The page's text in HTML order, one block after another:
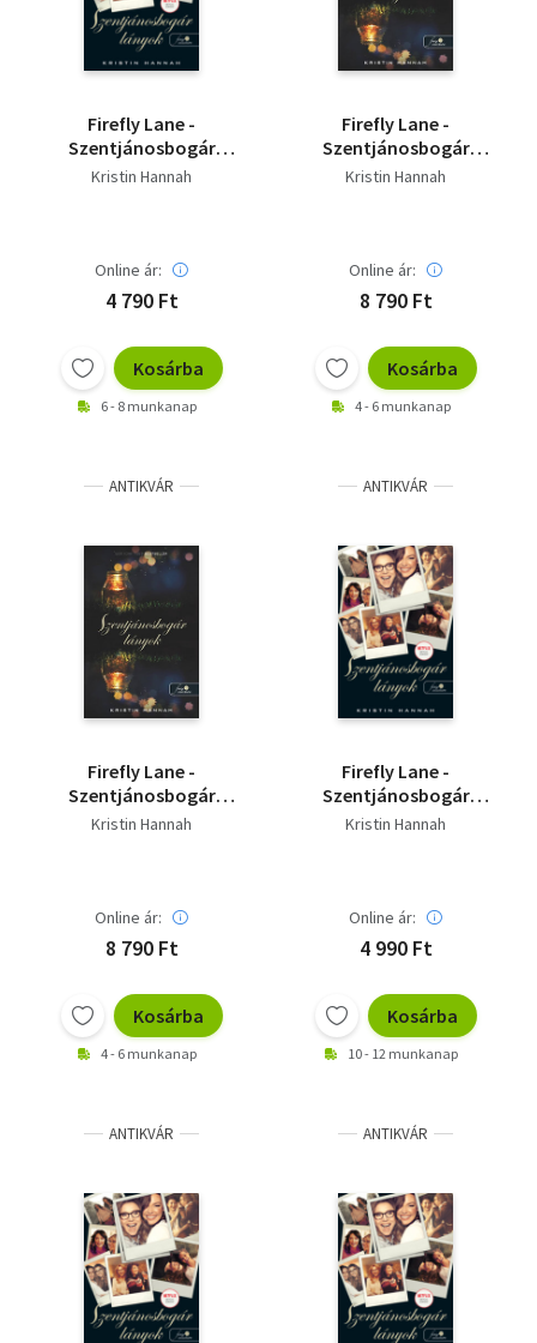
Firefly Lane -
Szentjánosbogár
lányok
Kristin Hannah
Online ár:
4 790 Ft
Kosárba
6 - 8 munkanap
Firefly Lane -
Szentjánosbogár
lányok
Kristin Hannah
Online ár:
8 790 Ft
Kosárba
4 - 6 munkanap
ANTIKVÁR
Firefly Lane -
Szentjánosbogár
lányok
Kristin Hannah
Online ár:
8 790 Ft
Kosárba
4 - 6 munkanap
ANTIKVÁR
Firefly Lane -
Szentjánosbogár
lányok
Kristin Hannah
Online ár:
4 990 Ft
Kosárba
10 - 12 munkanap
ANTIKVÁR ANTIKVÁR